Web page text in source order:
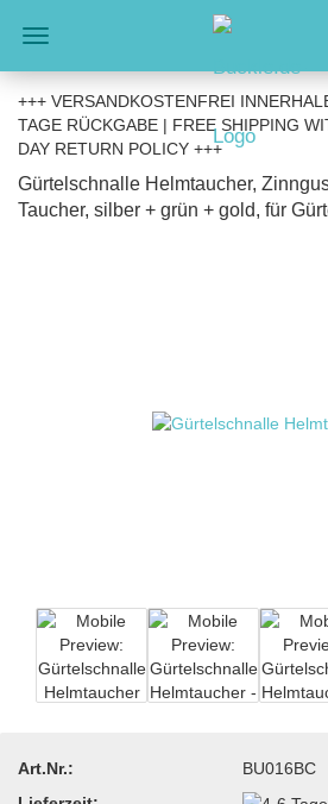
+++ VERSANDKOSTENFREI
TAGE RÜCKGABE | FREE SHIPPING
DAY RETURN POLICY +++
Gürtelschnalle Helmtaucher,
Taucher, silber + grün + gold, für
Art.Nr.:
BU016BC